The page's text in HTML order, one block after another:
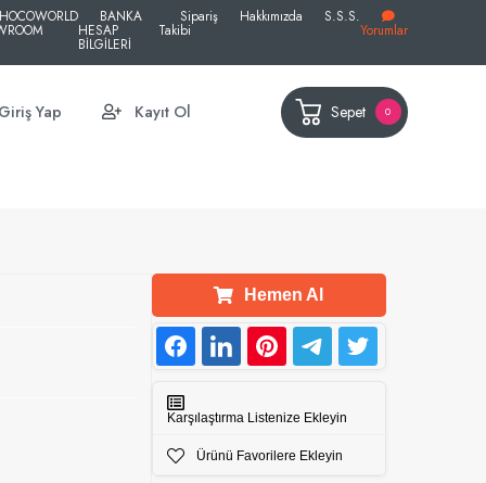
BANKA
HESAP
BİLGİLERİ
Sipariş
Takibi
Hakkımızda S.S.S.
Yorumlar
Giriş Yap Kayıt Ol Sepet 0
Hemen Al
Karşılaştırma Listenize Ekleyin
Ürünü Favorilere Ekleyin